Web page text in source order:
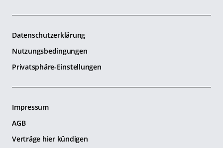
Datenschutzerklärung
Nutzungsbedingungen
Privatsphäre-Einstellungen
Impressum
AGB
Verträge hier kündigen